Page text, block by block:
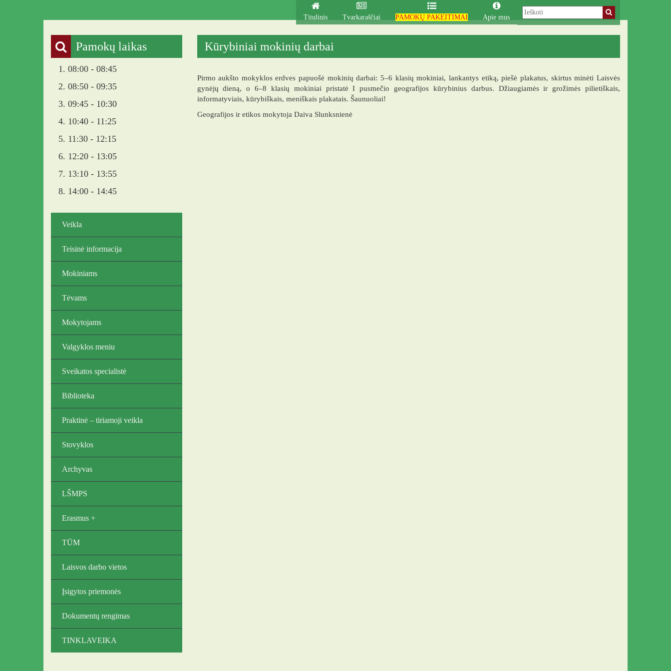
Titulinis Tvarkaraščiai PAMOKŲ PAKEITIMAI Apie mus
Pamokų laikas
1. 08:00 - 08:45
2. 08:50 - 09:35
3. 09:45 - 10:30
4. 10:40 - 11:25
5. 11:30 - 12:15
6. 12:20 - 13:05
7. 13:10 - 13:55
8. 14:00 - 14:45
Veikla
Teisinė informacija
Mokiniams
Tėvams
Mokytojams
Valgyklos meniu
Sveikatos specialistė
Biblioteka
Praktinė – tiriamoji veikla
Stovyklos
Archyvas
LŠMPS
Erasmus +
TŪM
Laisvos darbo vietos
Įsigytos priemonės
Dokumentų rengimas
TINKLAVEIKA
Kūrybiniai mokinių darbai
Pirmo aukšto mokyklos erdves papuošė mokinių darbai: 5–6 klasių mokiniai, lankantys etiką, piešė plakatus, skirtus minėti Laisvės
gynėjų dieną, o 6–8 klasių mokiniai pristatė I pusmečio geografijos kūrybinius darbus. Džiaugiamės ir grožimės pilietiškais,
informatyviais, kūrybiškais, meniškais plakatais. Šaunuoliai!
Geografijos ir etikos mokytoja Daiva Slunksnienė